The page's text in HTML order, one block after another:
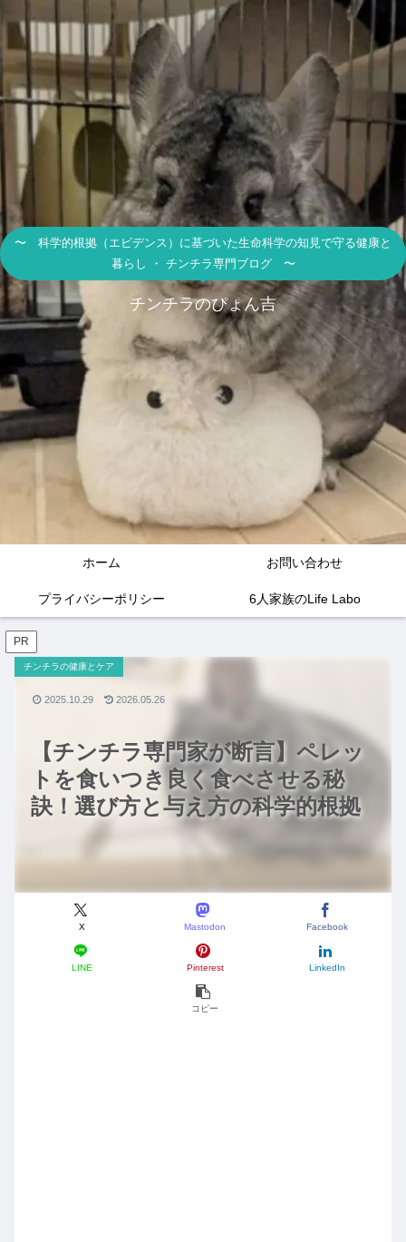
〜 科学的根拠（エビデンス）に基づいた生命科学の知見で守る健康と
暮らし ・ チンチラ専門ブログ 〜
チンチラのぴょん吉
ホーム お問い合わせ
プライバシーポリシー 6人家族のLife Labo
PR
【チンチラ専門家が断言】ペレッ
トを食いつき良く食べさせる秘
訣！選び方と与え方の科学的根拠
チンチラの健康とケア
X Mastodon Facebook
LINE Pinterest LinkedIn
コピー
2025.10.29 2026.05.26